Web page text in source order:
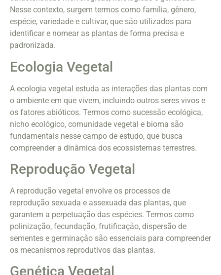
Nesse contexto, surgem termos como família, gênero,
espécie, variedade e cultivar, que são utilizados para
identificar e nomear as plantas de forma precisa e
padronizada.
Ecologia Vegetal
A ecologia vegetal estuda as interações das plantas com
o ambiente em que vivem, incluindo outros seres vivos e
os fatores abióticos. Termos como sucessão ecológica,
nicho ecológico, comunidade vegetal e bioma são
fundamentais nesse campo de estudo, que busca
compreender a dinâmica dos ecossistemas terrestres.
Reprodução Vegetal
A reprodução vegetal envolve os processos de
reprodução sexuada e assexuada das plantas, que
garantem a perpetuação das espécies. Termos como
polinização, fecundação, frutificação, dispersão de
sementes e germinação são essenciais para compreender
os mecanismos reprodutivos das plantas.
Genética Vegetal